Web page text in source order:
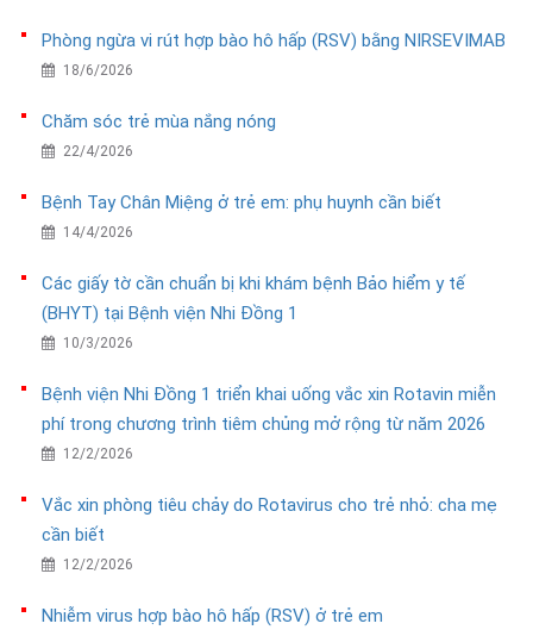
Phòng ngừa vi rút hợp bào hô hấp (RSV) bằng NIRSEVIMAB
18/6/2026
Chăm sóc trẻ mùa nắng nóng
22/4/2026
Bệnh Tay Chân Miệng ở trẻ em: phụ huynh cần biết
14/4/2026
Các giấy tờ cần chuẩn bị khi khám bệnh Bảo hiểm y tế
(BHYT) tại Bệnh viện Nhi Đồng 1
10/3/2026
Bệnh viện Nhi Đồng 1 triển khai uống vắc xin Rotavin miễn
phí trong chương trình tiêm chủng mở rộng từ năm 2026
12/2/2026
Vắc xin phòng tiêu chảy do Rotavirus cho trẻ nhỏ: cha mẹ
cần biết
12/2/2026
Nhiễm virus hợp bào hô hấp (RSV) ở trẻ em